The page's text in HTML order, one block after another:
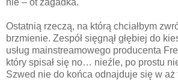
Ostatnią rzeczą, na którą chciałbym
brzmienie. Zespół sięgnął głębiej do
usług mainstreamowego producenta
który spisał się no… nieźle, po prostu
Szwed nie do końca odnajduje się w aż